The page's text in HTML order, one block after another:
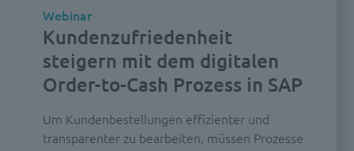
Kundenzufriedenheit
steigern mit dem digitalen
Order-to-Cash Prozess in SAP
Webinar
Um Kundenbestellungen effizienter und
transparenter zu bearbeiten, müssen Prozesse